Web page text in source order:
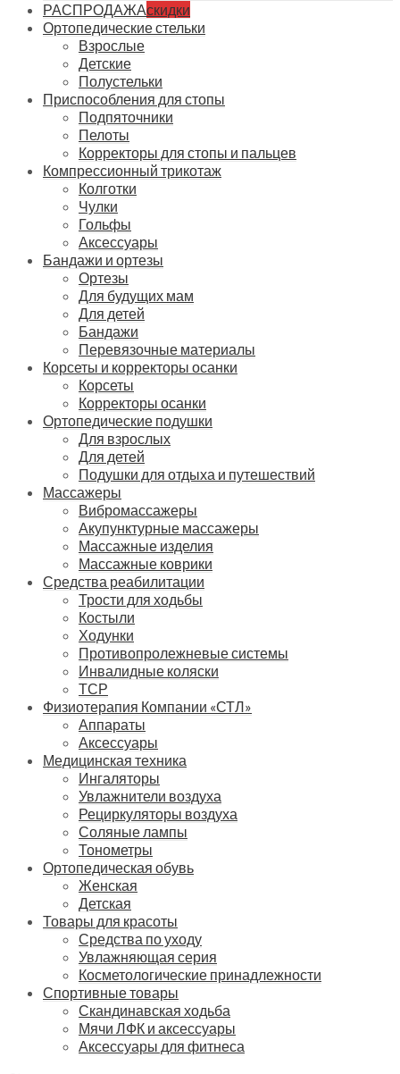
РАСПРОДАЖАскидки
Ортопедические стельки
Взрослые
Детские
Полустельки
Приспособления для стопы
Подпяточники
Пелоты
Корректоры для стопы и пальцев
Компрессионный трикотаж
Колготки
Чулки
Гольфы
Аксессуары
Бандажи и ортезы
Ортезы
Для будущих мам
Для детей
Бандажи
Перевязочные материалы
Корсеты и корректоры осанки
Корсеты
Корректоры осанки
Ортопедические подушки
Для взрослых
Для детей
Подушки для отдыха и путешествий
Массажеры
Вибромассажеры
Акупунктурные массажеры
Массажные изделия
Массажные коврики
Средства реабилитации
Трости для ходьбы
Костыли
Ходунки
Противопролежневые системы
Инвалидные коляски
ТСР
Физиотерапия Компании «СТЛ»
Аппараты
Аксессуары
Медицинская техника
Ингаляторы
Увлажнители воздуха
Рециркуляторы воздуха
Соляные лампы
Тонометры
Ортопедическая обувь
Женская
Детская
Товары для красоты
Средства по уходу
Увлажняющая серия
Косметологические принадлежности
Спортивные товары
Скандинавская ходьба
Мячи ЛФК и аксессуары
Аксессуары для фитнеса